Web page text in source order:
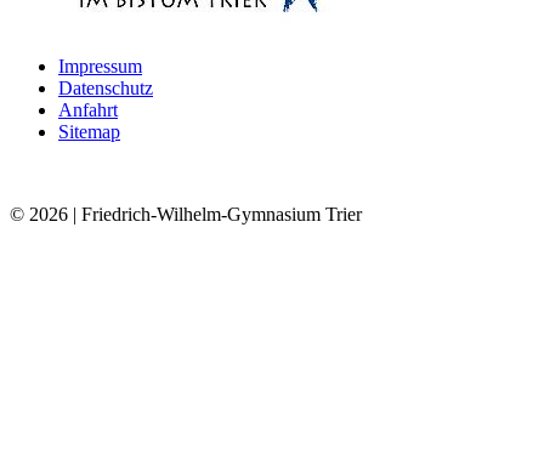
Impressum
Datenschutz
Anfahrt
Sitemap
© 2026 | Friedrich-Wilhelm-Gymnasium Trier